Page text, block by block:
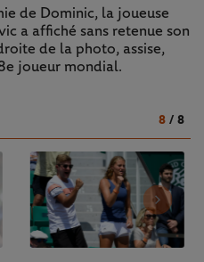
de Dominic, la joueuse
a affiché sans retenue son
de la photo, assise,
joueur mondial.
8 / 8